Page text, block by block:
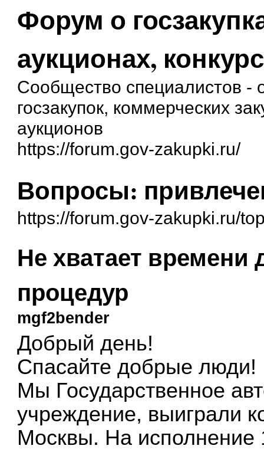
Форум о
аукционах,
Сообщество специалистов -
госзакупок, коммерческих
аукционов
https://forum.gov-zakupki.ru/
Вопросы:
https://forum.gov-zakupki.ru/
Не хватает времени
процедур
mgf2bender
Добрый день!
Спасайте добрые люди!
Мы Государственное
учреждение, выиграли
Москвы. На исполнение